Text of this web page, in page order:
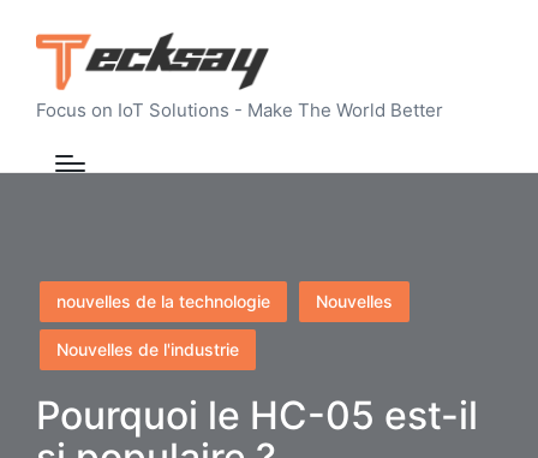
Focus on IoT Solutions - Make The World Better
Posted
in
nouvelles de la technologie Nouvelles
Nouvelles de l'industrie
Pourquoi le HC-05 est-il